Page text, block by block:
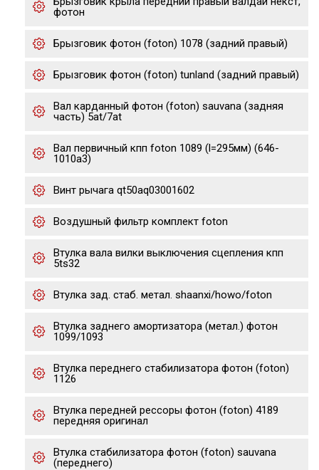
фотон
Брызговик фотон (foton) 1078 (задний правый)
Брызговик фотон (foton) tunland (задний правый)
Вал карданный фотон (foton) sauvana (задняя
часть) 5at/7at
Вал первичный кпп foton 1089 (l=295мм) (646-
1010a3)
Винт рычага qt50aq03001602
Воздушный фильтр комплект foton
Втулка вала вилки выключения сцепления кпп
5ts32
Втулка зад. стаб. метал. shaanxi/howo/foton
Втулка заднего амортизатора (метал.) фотон
1099/1093
Втулка переднего стабилизатора фотон (foton)
1126
Втулка передней рессоры фотон (foton) 4189
передняя оригинал
Втулка стабилизатора фотон (foton) sauvana
(переднего)